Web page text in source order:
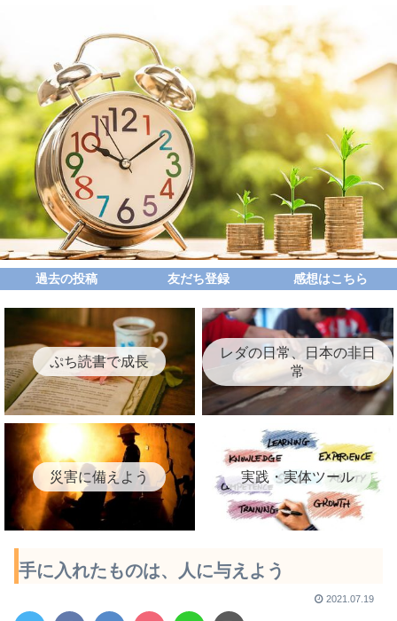
過去の投稿 友だち登録 感想はこちら
ぷち読書で成長
レダの日常、日本の非日
常
災害に備えよう 実践・実体ツール
手に入れたものは、人に与えよう
2021.07.19